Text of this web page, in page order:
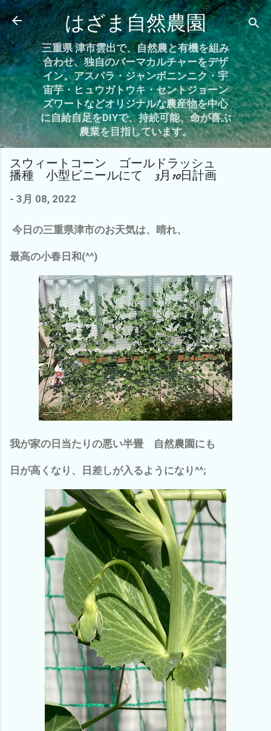
スキップしてメイン コンテンツに移動
はざま自然農園
三重県 津市雲出で、自然農と有機を組み
合わせ、独自のパーマカルチャーをデザ
イン。アスパラ・ジャンボニンニク・宇
宙芋・ヒュウガトウキ・セントジョーン
ズワートなどオリジナルな農産物を中心
に自給自足をDIYで、持続可能、命が喜ぶ
農業を目指しています。
スウィートコーン ゴールドラッシュ
播種 小型ビニールにて 3月10日計画
- 3月 08, 2022
今日の三重県津市のお天気は、晴れ、
最高の小春日和(^^)
我が家の日当たりの悪い半畳 自然農園にも
日が高くなり、日差しが入るようになり^^;